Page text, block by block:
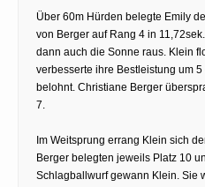
Über 60m Hürden belegte Emily
von Berger auf Rang 4 in
dann auch die Sonne raus. Klein
verbesserte ihre Bestleistung um
belohnt. Christiane Berger
7.
Im Weitsprung errang Klein sich
Berger belegten jeweils Platz 10
Schlagballwurf gewann Klein. Sie